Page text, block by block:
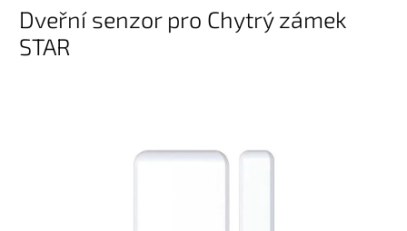
Dveřní senzor pro Chytrý zámek
STAR